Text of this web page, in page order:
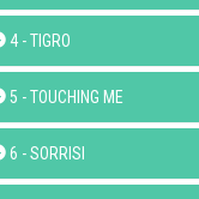
4 - TIGRO
5 - TOUCHING ME
6 - SORRISI